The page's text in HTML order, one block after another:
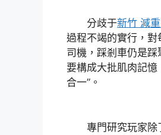
分歧于新竹 減
過程不竭的實行，對
司機，踩剎車仍是踩
要構成大批肌肉記
合一”。
專門研究玩家除了